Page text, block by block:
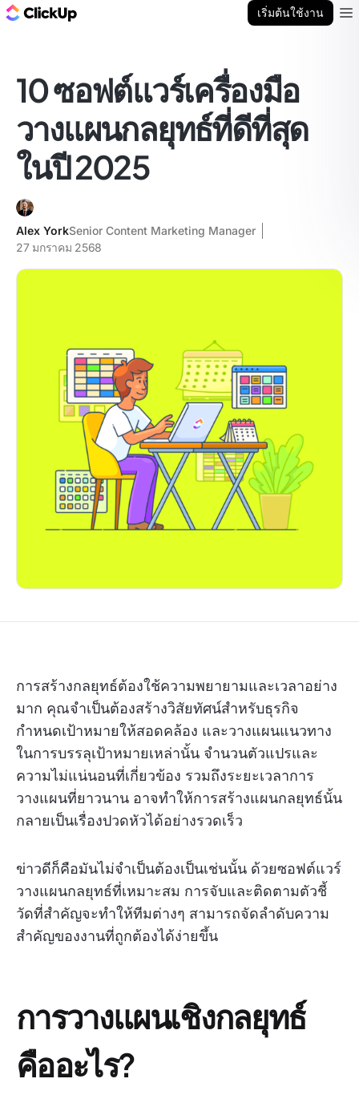
เริ่มต้นใช้งาน
10 ซอฟต์แวร์เครื่องมือ
วางแผนกลยุทธ์ที่ดีที่สุด
ในปี 2025
Alex YorkSenior Content Marketing Manager
27 มกราคม 2568
การสร้างกลยุทธ์ต้องใช้ความพยายามและเวลาอย่าง
มาก คุณจำเป็นต้องสร้างวิสัยทัศน์สำหรับธุรกิจ
กำหนดเป้าหมายให้สอดคล้อง และวางแผนแนวทาง
ในการบรรลุเป้าหมายเหล่านั้น จำนวนตัวแปรและ
ความไม่แน่นอนที่เกี่ยวข้อง รวมถึงระยะเวลาการ
วางแผนที่ยาวนาน อาจทำให้การสร้างแผนกลยุทธ์นั้น
กลายเป็นเรื่องปวดหัวได้อย่างรวดเร็ว
ข่าวดีก็คือมันไม่จำเป็นต้องเป็นเช่นนั้น ด้วยซอฟต์แวร์
วางแผนกลยุทธ์ที่เหมาะสม การจับและติดตามตัวชี้
วัดที่สำคัญจะทำให้ทีมต่างๆ สามารถจัดลำดับความ
สำคัญของงานที่ถูกต้องได้ง่ายขึ้น
การวางแผนเชิงกลยุทธ์
คืออะไร?